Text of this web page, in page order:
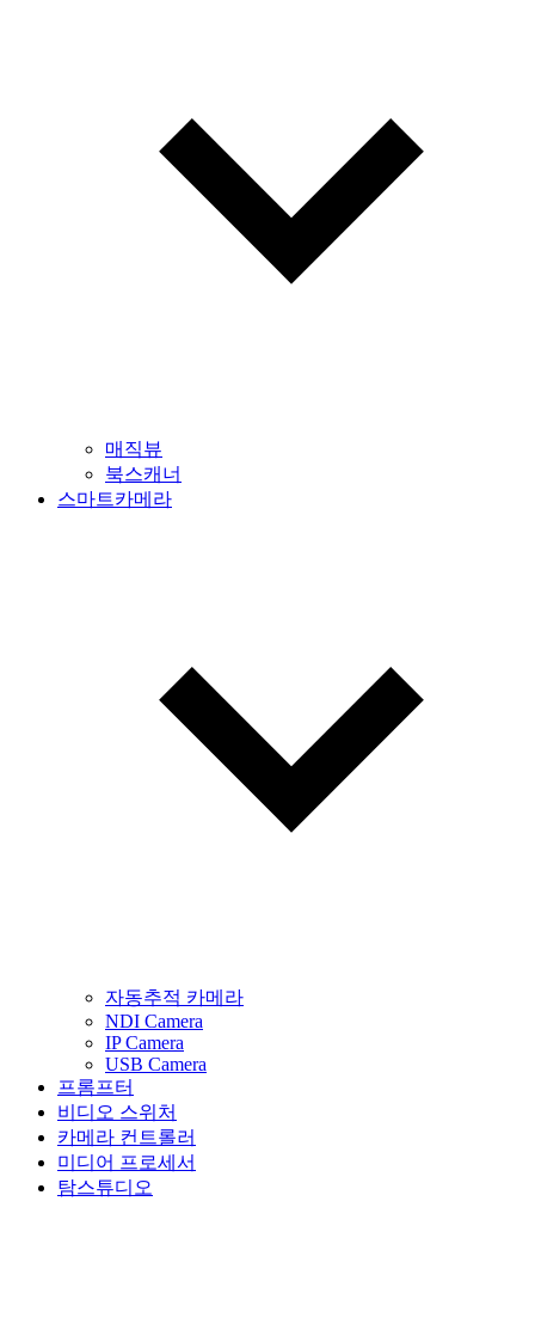
매직뷰
북스캐너
스마트카메라
자동추적 카메라
NDI Camera
IP Camera
USB Camera
프롬프터
비디오 스위처
카메라 컨트롤러
미디어 프로세서
탐스튜디오